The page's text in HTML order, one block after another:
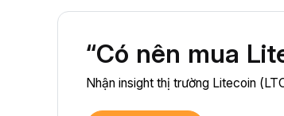
“Có nên mua
Nhận insight thị trường Litecoin